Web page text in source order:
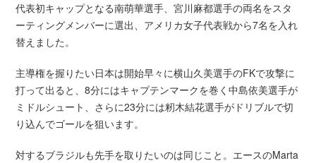
代表初キャップとなる南萌華選手、宮川麻都選手の両名をスタ
ーティングメンバーに選出、アメリカ女子代表戦から7名を入れ
替えました。
主導権を握りたい日本は開始早々に横山久美選手のFKで攻撃に
打って出ると、8分にはキャプテンマークを巻く中島依美選手が
ミドルシュート、さらに23分には籾木結花選手がドリブルで切
り込んでゴールを狙います。
対するブラジルも先手を取りたいのは同じこと。エースのMarta